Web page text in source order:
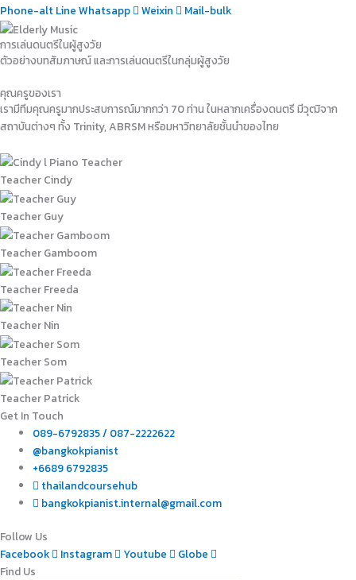
Phone-alt Line Whatsapp Weixin Mail-bulk
การเล่นดนตรีในผู้สูงวัย
ตัวอย่างบทสัมภาษณ์ และการเล่นดนตรีในกลุ่มผู้สูงวัย
คุณครูของเรา
เรามีทีมคุณครูมากประสบการณ์มากกว่า 70 ท่าน ในหลากเครื่องดนตรี มีวุฒิจาก
สถาบันต่างๆ ทั้ง Trinity, ABRSM หรือมหาวิทยาลัยชั้นนำของไทย
Teacher Cindy
Teacher Guy
Teacher Gamboom
Teacher Freeda
Teacher Nin
Teacher Som
Teacher Patrick
Get In Touch
089-6792835 / 087-2222622
@bangkokpianist
+6689 6792835
thailandcoursehub
bangkokpianist.internal@gmail.com
Follow Us
Facebook
Instagram Youtube
Globe
Find Us